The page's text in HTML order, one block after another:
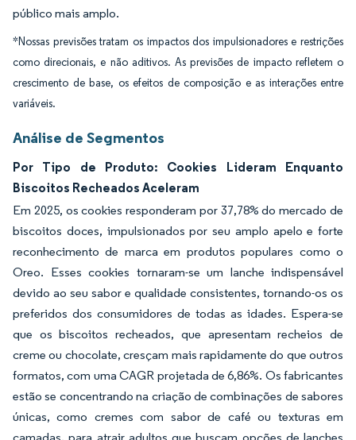
público mais amplo.
*Nossas previsões tratam os impactos dos impulsionadores e restrições
como direcionais, e não aditivos. As previsões de impacto refletem o
crescimento de base, os efeitos de composição e as interações entre
variáveis.
Análise de Segmentos
Por Tipo de Produto: Cookies Lideram Enquanto
Biscoitos Recheados Aceleram
Em 2025, os cookies responderam por 37,78% do mercado de
biscoitos doces, impulsionados por seu amplo apelo e forte
reconhecimento de marca em produtos populares como o
Oreo. Esses cookies tornaram-se um lanche indispensável
devido ao seu sabor e qualidade consistentes, tornando-os os
preferidos dos consumidores de todas as idades. Espera-se
que os biscoitos recheados, que apresentam recheios de
creme ou chocolate, cresçam mais rapidamente do que outros
formatos, com uma CAGR projetada de 6,86%. Os fabricantes
estão se concentrando na criação de combinações de sabores
únicas, como cremes com sabor de café ou texturas em